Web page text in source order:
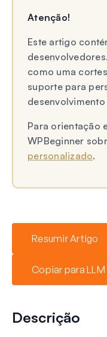
Atenção!
Este artigo
como uma
suporte para
Para orientação
WPBeginner
personalizado.
Resumir Artigo
Copiar para LLM
Descrição